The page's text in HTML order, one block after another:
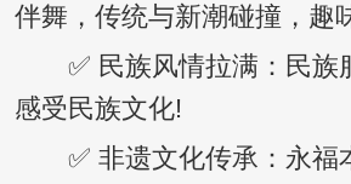
伴舞，传统与新潮碰撞，趣
✅ 民族风情拉满：民族
感受民族文化!
✅ 非遗文化传承：永福